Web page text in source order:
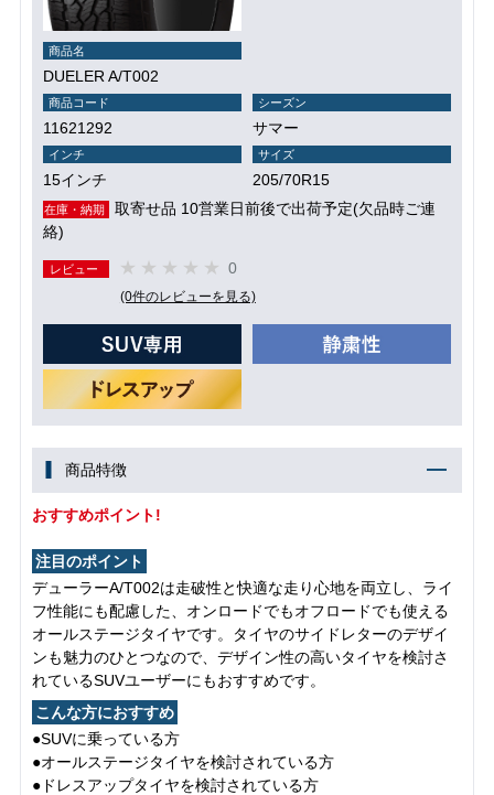
商品名
DUELER A/T002
商品コード
11621292
シーズン
サマー
インチ
15インチ
サイズ
205/70R15
在庫・納期
取寄せ品 10営業日前後で出荷予定(欠品時ご連
絡)
レビュー 0
(0件のレビューを見る)
商品特徴
おすすめポイント!
注目のポイント
デューラーA/T002は走破性と快適な走り心地を両立し、ライ
フ性能にも配慮した、オンロードでもオフロードでも使える
オールステージタイヤです。タイヤのサイドレターのデザイ
ンも魅力のひとつなので、デザイン性の高いタイヤを検討さ
れているSUVユーザーにもおすすめです。
こんな方におすすめ
●SUVに乗っている方
●オールステージタイヤを検討されている方
●ドレスアップタイヤを検討されている方